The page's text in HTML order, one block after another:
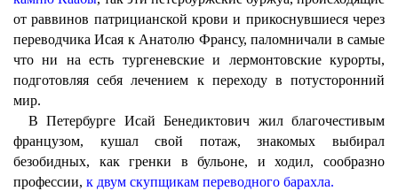
от раввинов патрицианской крови и прикоснувшиеся через
переводчика Исая к Анатолю Франсу, паломничали в самые
что ни на есть тургеневские и лермонтовские курорты,
подготовляя себя лечением к переходу в потусторонний
мир.
В Петербурге Исай Бенедиктович жил благочестивым
французом, кушал свой потаж, знакомых выбирал
безобидных, как гренки в бульоне, и ходил, сообразно
профессии, к двум скупщикам переводного барахла.